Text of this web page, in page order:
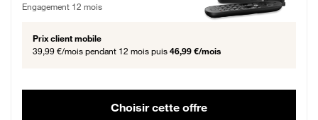
Engagement 12 mois
Prix client mobile
39,99 €/mois pendant 12 mois puis 46,99 €/mois
Choisir cette offre